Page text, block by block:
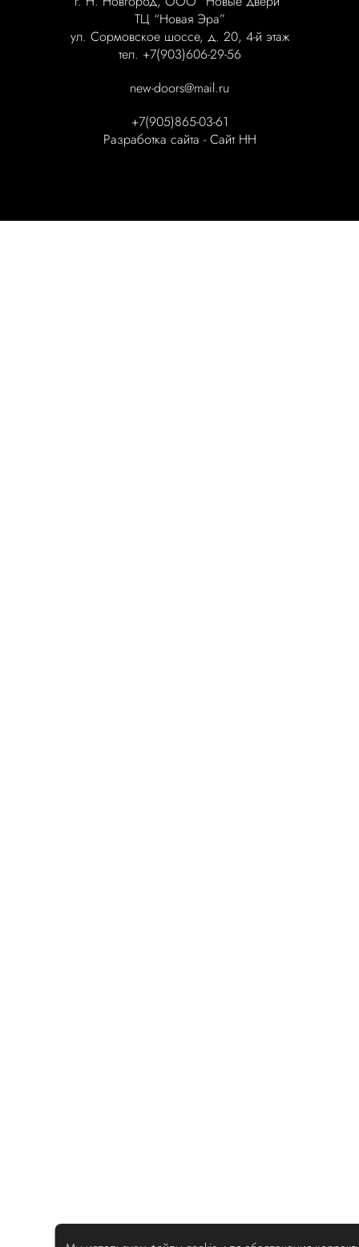
ТЦ “Новая Эра”
ул. Сормовское шоссе, д. 20, 4-й этаж
тел. +7(903)606-29-56
new-doors@mail.ru
+7(905)865-03-61
Разработка сайта -Сайт НН